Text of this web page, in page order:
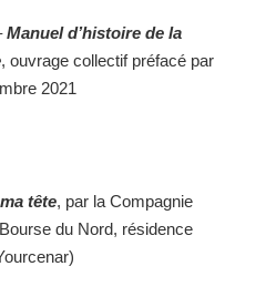
Manuel d’histoire de la
, ouvrage collectif préfacé par
2021
tête, par la Compagnie
du Nord, résidence